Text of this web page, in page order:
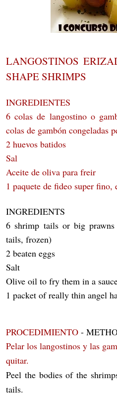
LANGOSTINOS
SHAPE SHRIMPS
INGREDIENTES
6 colas de langostino o
colas de gambón congeladas
2 huevos batidos
Sal
Aceite de oliva para freir
1 paquete de fideo super
INGREDIENTS
6 shrimp tails or big prawns
tails, frozen)
2 beaten eggs
Salt
Olive oil to fry them in a
1 packet of really thin angel
PROCEDIMIENTO-
Pelar los langostinos y las
quitar.
Peel the bodies of the
tails.